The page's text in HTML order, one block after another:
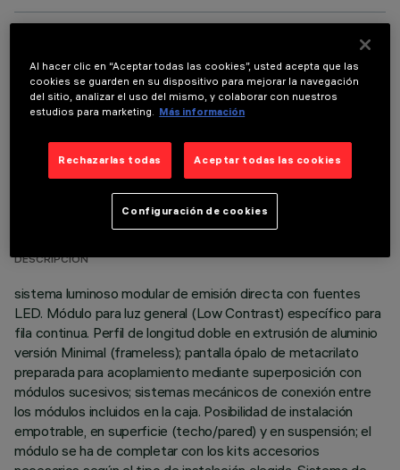
COMPONENTES OPCIONALES
DATOS TÉCNICOS
ÚLTIMA ACTUALIZACIÓN: 06/08/2026
DESCRIPCIÓN
sistema luminoso modular de emisión directa con fuentes
LED. Módulo para luz general (Low Contrast) específico para
fila continua. Perfil de longitud doble en extrusión de aluminio
versión Minimal (frameless); pantalla ópalo de metacrilato
preparada para acoplamiento mediante superposición con
módulos sucesivos; sistemas mecánicos de conexión entre
los módulos incluidos en la caja. Posibilidad de instalación
empotrable, en superficie (techo/pared) y en suspensión; el
módulo se ha de completar con los kits accesorios
Al hacer clic en “Aceptar todas las cookies”, usted acepta que las
cookies se guarden en su dispositivo para mejorar la navegación
del sitio, analizar el uso del mismo, y colaborar con nuestros
estudios para marketing. Más información
Rechazarlas todas Aceptar todas las cookies
Configuración de cookies